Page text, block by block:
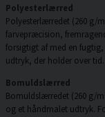
Polyesterlærred
Polyesterlærredet (260 g/
farvepræcision,
forsigtigt af med en
udtryk, der holder over tid.
Bomuldslærred
Bomuldslærredet (260 g/
og et håndmalet udtryk.